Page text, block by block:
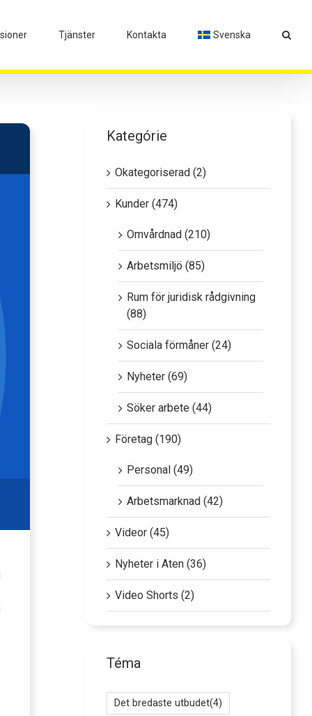
Tjänster Kontakta Svenska
Kategórie
Okategoriserad (2)
Kunder (474)
Omvårdnad (210)
Arbetsmiljö (85)
Rum för juridisk rådgivning
(88)
Sociala förmåner (24)
Nyheter (69)
Söker arbete (44)
Företag (190)
Personal (49)
Arbetsmarknad (42)
Videor (45)
Nyheter i Aten (36)
Video Shorts (2)
Téma
Det bredaste utbudet(4)